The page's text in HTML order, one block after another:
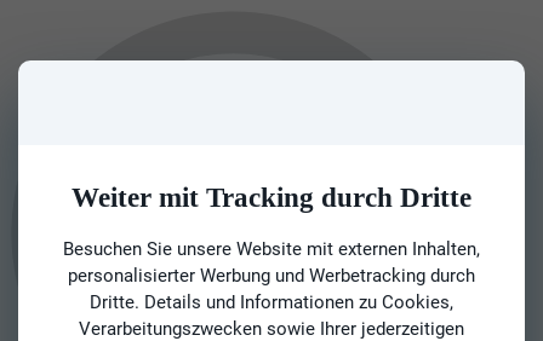
Weiter mit Tracking durch Dritte
Besuchen Sie unsere Website mit externen Inhalten,
personalisierter Werbung und Werbetracking durch
Dritte. Details und Informationen zu Cookies,
Verarbeitungszwecken sowie Ihrer jederzeitigen